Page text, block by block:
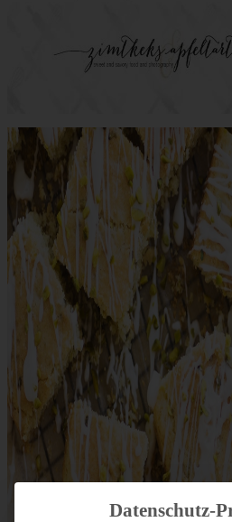
Datenschutz-